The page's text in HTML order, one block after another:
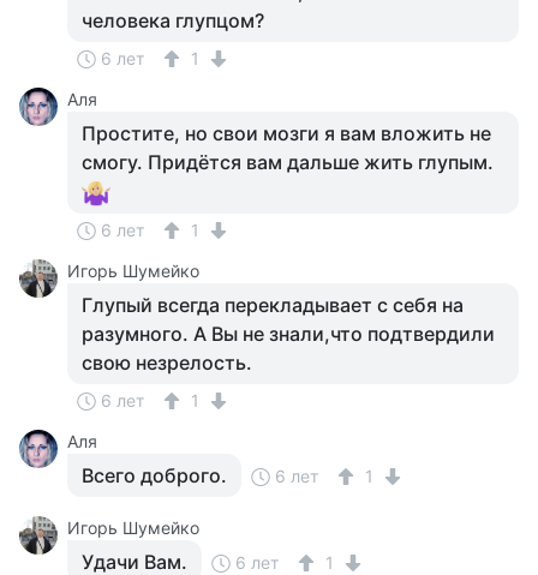
человека глупцом?
6 лет
1
Аля
Простите, но свои мозги я вам вложить не
смогу. Придётся вам дальше жить глупым.
6 лет
1
Игорь Шумейко
Глупый всегда перекладывает с себя на
разумного. А Вы не знали,что подтвердили
свою незрелость.
6 лет
1
Аля
Всего доброго. 6 лет 1
Игорь Шумейко
Удачи Вам. 6 лет 1